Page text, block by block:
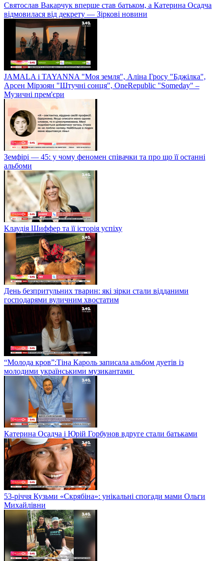
Святослав Вакарчук вперше став батьком, а Катерина Осадча
відмовилася від декрету — Зіркові новини
JAMALA і TAYANNA "Моя земля", Аліна Гросу "Бджілка",
Арсен Мірзоян "Штучні сонця", OneRepublic "Someday" –
Музичні прем'єри
Земфірі — 45: у чому феномен співачки та про що її останні
альбоми
Клаудія Шиффер та її історія успіху
День безпритульних тварин: які зірки стали відданими
господарями вуличним хвостатим
“Молода кров”:Тіна Кароль записала альбом дуетів із
молодими українськими музикантами
Катерина Осадча і Юрій Горбунов вдруге стали батьками
53-річчя Кузьми «Скрябіна»: унікальні спогади мами Ольги
Михайлівни